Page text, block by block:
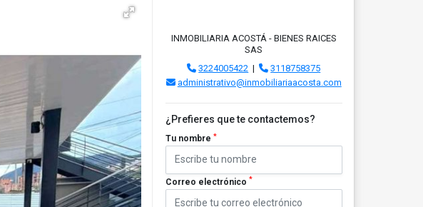
INMOBILIARIA ACOSTÁ - BIENES RAICES
SAS
3224005422 |
3118758375
administrativo@inmobiliariaacosta.com
¿Prefieres que te contactemos?
Tu nombre *
Correo electrónico *